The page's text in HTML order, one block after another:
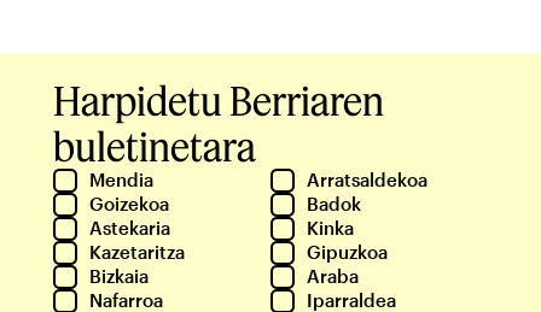
Harpidetu Berriaren
buletinetara
Mendia
Arratsaldekoa
Goizekoa
Badok
Astekaria
Kinka
Kazetaritza
Gipuzkoa
Bizkaia
Araba
Nafarroa
Iparraldea